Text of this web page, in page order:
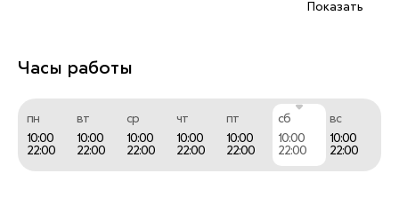
Показать
Часы работы
пн
10:00
22:00
вт
10:00
22:00
ср
10:00
22:00
чт
10:00
22:00
пт
10:00
22:00
сб
10:00
22:00
вс
10:00
22:00